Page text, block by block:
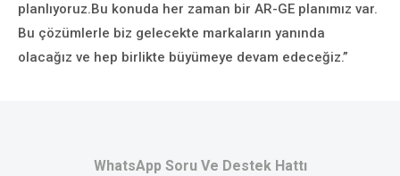
planlıyoruz.Bu konuda her zaman bir AR-GE planımız var.
Bu çözümlerle biz gelecekte markaların yanında
olacağız ve hep birlikte büyümeye devam edeceğiz.”
WhatsApp Soru Ve Destek Hattı